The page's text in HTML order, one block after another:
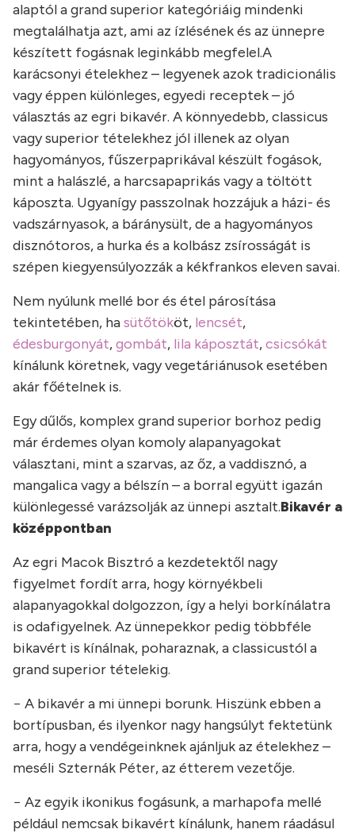
alaptól a grand superior kategóriáig mindenki
megtalálhatja azt, ami az ízlésének és az ünnepre
készített fogásnak leginkább megfelel.A
karácsonyi ételekhez – legyenek azok tradicionális
vagy éppen különleges, egyedi receptek – jó
választás az egri bikavér. A könnyedebb, classicus
vagy superior tételekhez jól illenek az olyan
hagyományos, fűszerpaprikával készült fogások,
mint a halászlé, a harcsapaprikás vagy a töltött
káposzta. Ugyanígy passzolnak hozzájuk a házi- és
vadszárnyasok, a báránysült, de a hagyományos
disznótoros, a hurka és a kolbász zsírosságát is
szépen kiegyensúlyozzák a kékfrankos eleven savai.
Nem nyúlunk mellé bor és étel párosítása
tekintetében, hasütőtököt, lencsét,
édesburgonyát,gombát, lila káposztát,csicsókát
kínálunk köretnek, vagy vegetáriánusok esetében
akár főételnek is.
Egy dűlős, komplex grand superior borhoz pedig
már érdemes olyan komoly alapanyagokat
választani, mint a szarvas, az őz, a vaddisznó, a
mangalica vagy a bélszín – a borral együtt igazán
különlegessé varázsolják az ünnepi asztalt.Bikavér a
középpontban
Az egri Macok Bisztró a kezdetektől nagy
figyelmet fordít arra, hogy környékbeli
alapanyagokkal dolgozzon, így a helyi borkínálatra
is odafigyelnek. Az ünnepekkor pedig többféle
bikavért is kínálnak, poharaznak, a classicustól a
grand superior tételekig.
− A bikavér a mi ünnepi borunk. Hiszünk ebben a
bortípusban, és ilyenkor nagy hangsúlyt fektetünk
arra, hogy a vendégeinknek ajánljuk az ételekhez –
meséli Szternák Péter, az étterem vezetője.
− Az egyik ikonikus fogásunk, a marhapofa mellé
például nemcsak bikavért kínálunk, hanem ráadásul